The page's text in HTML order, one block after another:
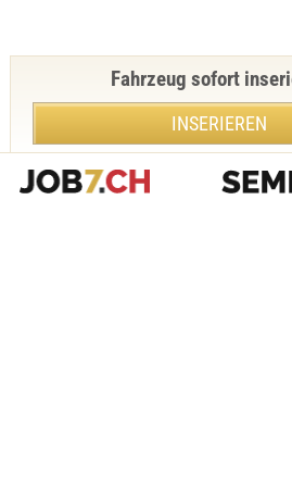
Fahrzeug sofort
INSERIEREN